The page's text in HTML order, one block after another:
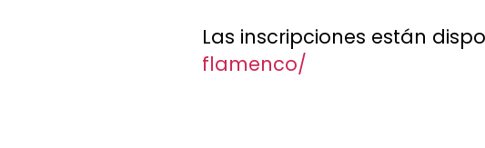
Las inscripciones están
flamenco/